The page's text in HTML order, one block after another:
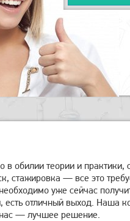
обилии теории и практики,
стажировка — все это
уже сейчас
есть отличный выход. Наша
нас — лучшее решение.